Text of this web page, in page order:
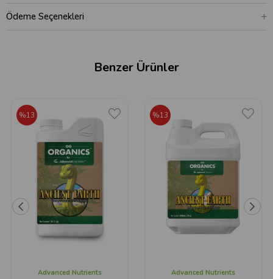
Ödeme Seçenekleri
Benzer Ürünler
Advanced Nutrients
%13
Advanced Nutrients
%13